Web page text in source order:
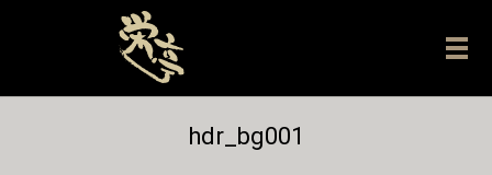
メ
hdr_bg001